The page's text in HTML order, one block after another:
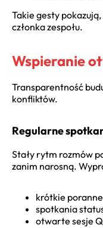
Takie gesty
członka zespołu.
Wspieranie
Transparentność
konfliktów.
Regularne
Stały rytm rozmów
zanim narosną.
krótkie
spotkania
otwarte sesje